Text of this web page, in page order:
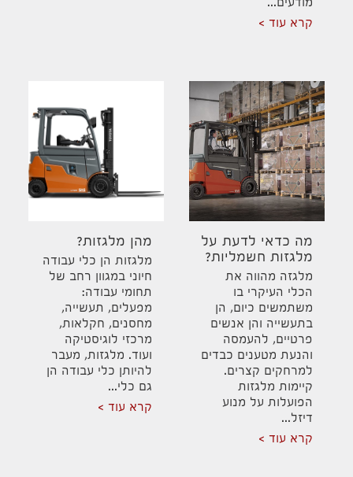
מודעים...
קרא עוד
מה כדאי לדעת על
מלגזות חשמליות?
מלגזה מהווה את
הכלי העיקרי בו
משתמשים כיום, הן
בתעשייה והן אנשים
פרטיים, להעמסה
והנעת מטענים כבדים
למרחקים קצרים.
קיימות מלגזות
הפועלות על מנוע
דיזל...
קרא עוד
מהן מלגזות?
מלגזות הן כלי עבודה
חיוני במגוון רחב של
תחומי עבודה:
מפעלים, תעשייה,
מחסנים, חקלאות,
מרכזי לוגיסטיקה
ועוד. מלגזות, מעבר
להיותן כלי עבודה הן
גם כלי...
קרא עוד